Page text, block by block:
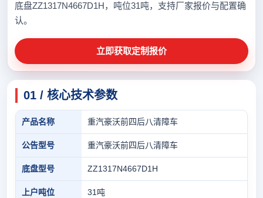
底盘ZZ1317N4667D1H，吨位31吨，支持厂家报价与配置确
认。
立即获取定制报价
01 / 核心技术参数
产品名称 重汽豪沃前四后八清障车
公告型号 重汽豪沃前四后八清障车
底盘型号 ZZ1317N4667D1H
上户吨位 31吨